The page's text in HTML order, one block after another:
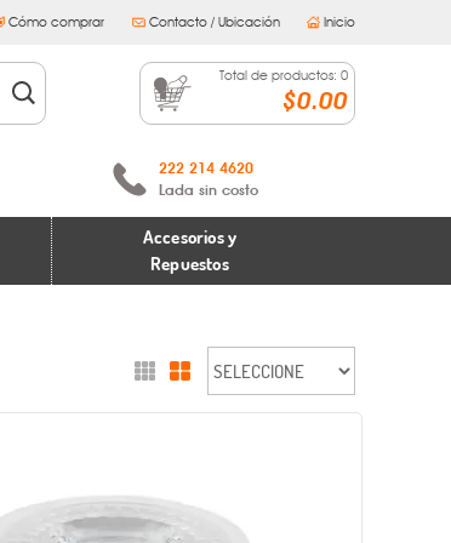
Cómo comprar Contacto / Ubicación Inicio
Total de productos: 0
$0.00
222 214 4620
Lada sin costo
Accesorios y
Repuestos